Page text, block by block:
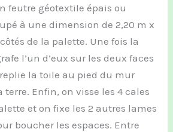
feutre géotextile épais ou
à une dimension de 2,20 m x
de la palette. Une fois la
l’un d’eux sur les deux faces
la toile au pied du mur
Enfin, on visse les 4 cales
et on fixe les 2 autres lames
boucher les espaces. Entre